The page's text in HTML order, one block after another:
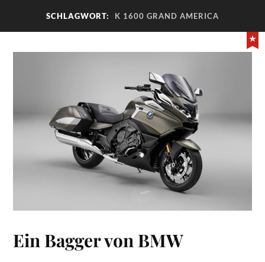
SCHLAGWORT: K 1600 GRAND AMERICA
Ein Bagger von BMW